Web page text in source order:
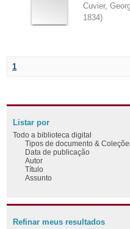
Cuvier,
1834)
1
Listar por
Todo a biblioteca digital
Tipos de documento &
Data de publicação
Autor
Título
Assunto
Refinar meus resultados